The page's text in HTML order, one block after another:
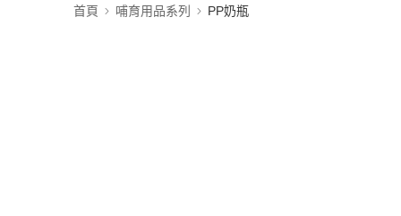
首頁 哺育用品系列 PP奶瓶